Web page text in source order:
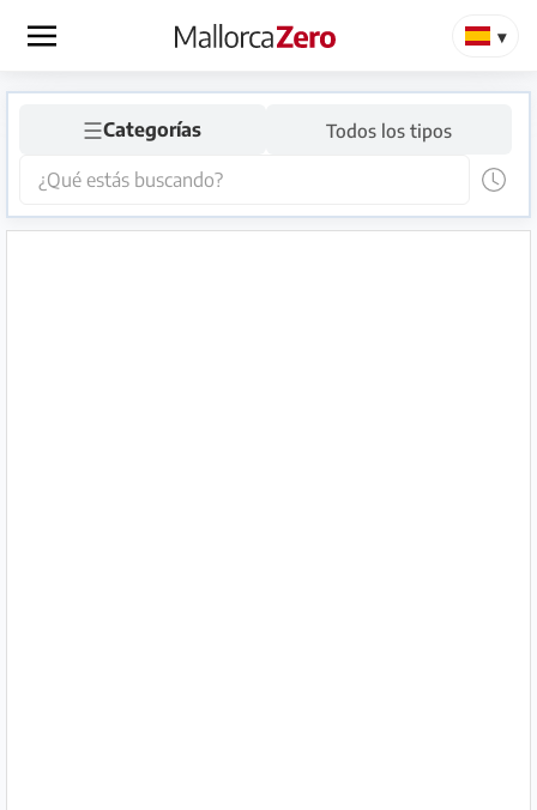
×
Página
inicio
☰Categorías Todos los tipos